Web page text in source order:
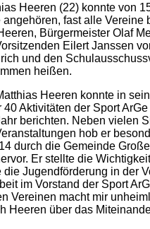
Heeren (22) konnte von
angehören, fast alle Vereine
Bürgermeister Olaf
Eilert Janssen
und den
heißen.
Heeren konnte in
Aktivitäten der Sport
berichten. Neben vielen
hob er
durch die Gemeinde
Er stellte die
die Jugendförderung in der
im Vorstand der Sport
Vereinen macht mir
Heeren über das